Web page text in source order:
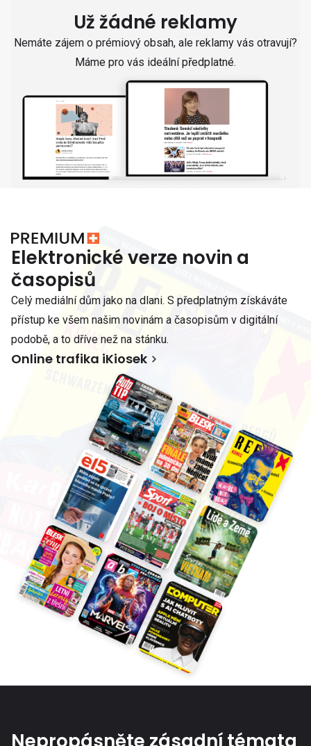
Už žádné reklamy
Nemáte zájem o prémiový obsah, ale reklamy vás otravují?
Máme pro vás ideální předplatné.
Elektronické verze novin a
časopisů
Celý mediální dům jako na dlani. S předplatným získáváte
přístup ke všem našim novinám a časopisům v digitální
podobě, a to dříve než na stánku.
Online trafika iKiosek